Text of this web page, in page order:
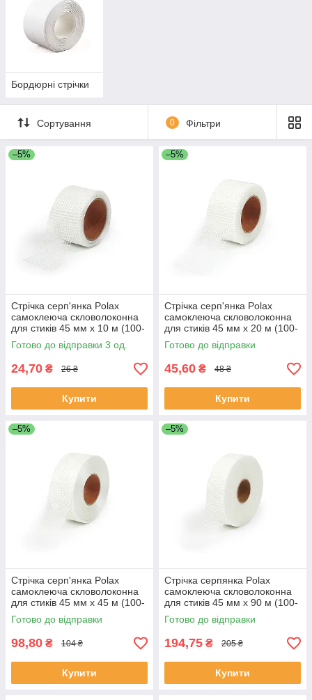
Бордюрні стрічки
Сортування 0 Фільтри
–5%
Стрічка серп'янка Polax
самоклеюча скловолоконна
для стиків 45 мм х 10 м (100-
146)
Готово до відправки 3 од.
24,70 ₴ 26 ₴
Купити
–5%
Стрічка серп'янка Polax
самоклеюча скловолоконна
для стиків 45 мм х 20 м (100-
147)
Готово до відправки
45,60 ₴ 48 ₴
Купити
–5%
Стрічка серп'янка Polax
самоклеюча скловолоконна
для стиків 45 мм х 45 м (100-
148)
Готово до відправки
98,80 ₴ 104 ₴
Купити
–5%
Стрічка серпянка Polax
самоклеюча скловолоконна
для стиків 45 мм х 90 м (100-
149)
Готово до відправки
194,75 ₴ 205 ₴
Купити